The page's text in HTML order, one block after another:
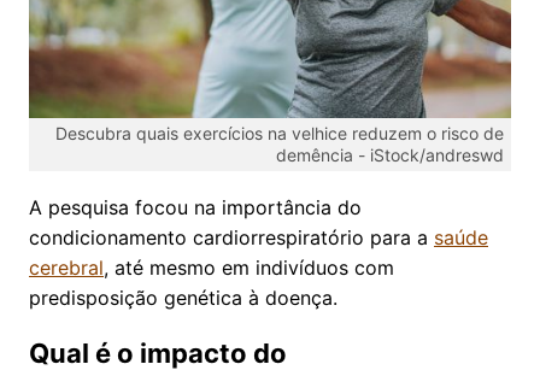
Descubra quais exercícios na velhice reduzem o risco de
demência - iStock/andreswd
A pesquisa focou na importância do
condicionamento cardiorrespiratório para a saúde
cerebral, até mesmo em indivíduos com
predisposição genética à doença.
Qual é o impacto do